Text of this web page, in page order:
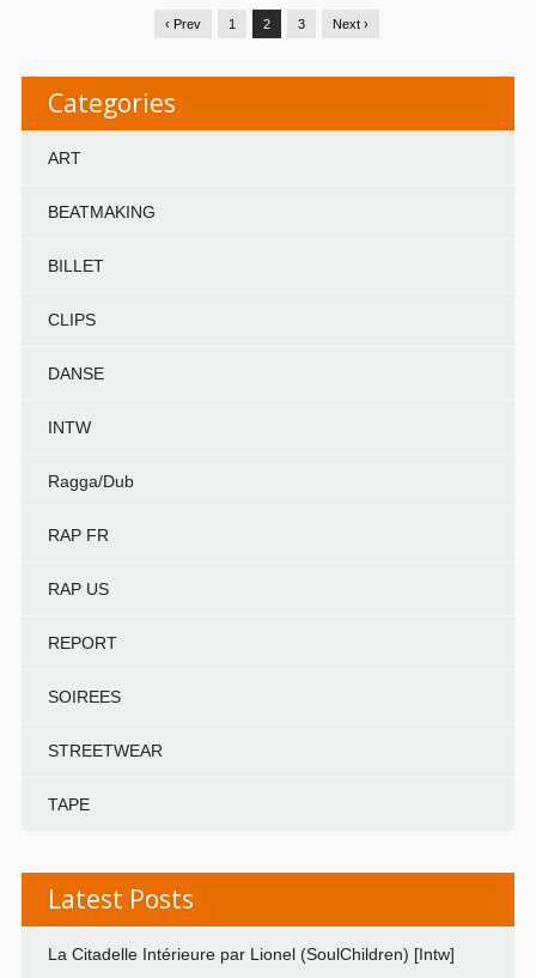
‹ Prev 1 2 3 Next ›
Categories
ART
BEATMAKING
BILLET
CLIPS
DANSE
INTW
Ragga/Dub
RAP FR
RAP US
REPORT
SOIREES
STREETWEAR
TAPE
Latest Posts
La Citadelle Intérieure par Lionel (SoulChildren) [Intw]